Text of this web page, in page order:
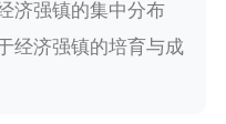
济强镇的集中分布
经济强镇的培育与成